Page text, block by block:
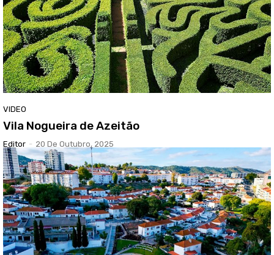
VIDEO
Vila Nogueira de Azeitão
Editor - 20 De Outubro, 2025